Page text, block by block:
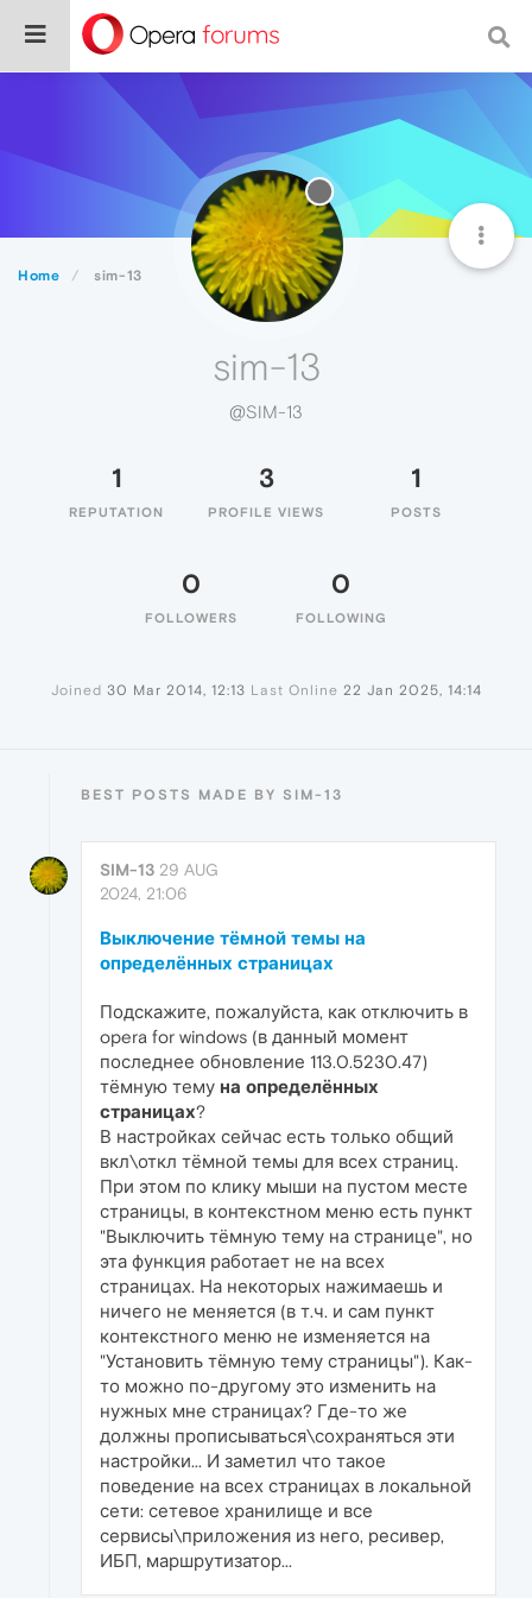
Home sim-13
sim-13
@SIM-13
1
REPUTATION
3
PROFILE VIEWS
1
POSTS
0
FOLLOWERS
0
FOLLOWING
Joined 30 Mar 2014, 12:13 Last Online 22 Jan 2025, 14:14
BEST POSTS MADE BY SIM-13
SIM-13 29 AUG
2024, 21:06
Выключение тёмной темы на
определённых страницах
Подскажите, пожалуйста, как отключить в
opera for windows (в данный момент
последнее обновление 113.0.5230.47)
тёмную тему на определённых
страницах?
В настройках сейчас есть только общий
вкл\откл тёмной темы для всех страниц.
При этом по клику мыши на пустом месте
страницы, в контекстном меню есть пункт
"Выключить тёмную тему на странице", но
эта функция работает не на всех
страницах. На некоторых нажимаешь и
ничего не меняется (в т.ч. и сам пункт
контекстного меню не изменяется на
"Установить тёмную тему страницы"). Как-
то можно по-другому это изменить на
нужных мне страницах? Где-то же
должны прописываться\сохраняться эти
настройки... И заметил что такое
поведение на всех страницах в локальной
сети: сетевое хранилище и все
сервисы\приложения из него, ресивер,
ИБП, маршрутизатор...